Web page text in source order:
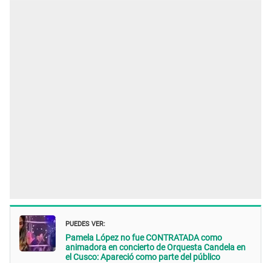
PUEDES VER:
Pamela López no fue CONTRATADA como
animadora en concierto de Orquesta Candela en
el Cusco: Apareció como parte del público